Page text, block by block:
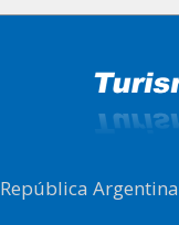
República Argentina